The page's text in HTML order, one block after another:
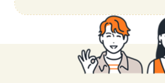
お預かりした情報
る等は絶対にござ
で、ご安心くださ
ありがとうござい
介キャンペーン」
頂きますので、詳